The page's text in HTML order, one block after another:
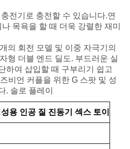
전기로 충전할 수 있습니다.연
목욕을 할 때 더욱 강렬한 재미
의 회전 모델 및 이중 자극기의
형 더블 엔드 딜도. 부드러운 실
하여 삽입할 때 구부리기 쉽고
비언 커플을 위한 G 스팟 및 성
. 솔로 플레이
용 인공 질 진동기 섹스 토이